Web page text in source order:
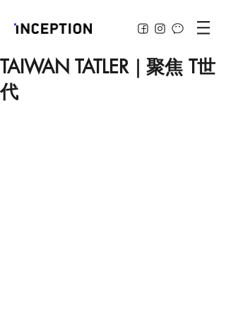
TAIWAN TATLER｜聚焦 T世
代